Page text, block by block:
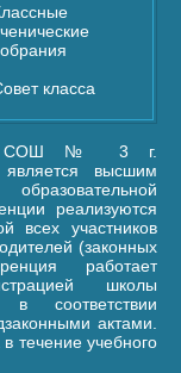
класса
СОШ № 3 г.
высшим
реализуются
всех участников
(законных
работает
школы
соответствии
актами.
течение учебного